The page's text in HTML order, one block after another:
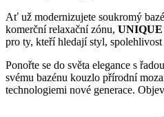
Ať už modernizujete soukromý
komerční relaxační zónu,
pro ty, kteří hledají styl,
Ponořte se do světa elegance s
svému bazénu kouzlo přírodní
technologiemi nové generace.